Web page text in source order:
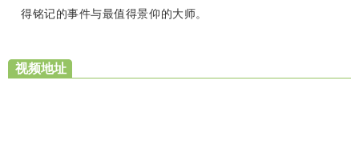
得铭记的事件与最值得景仰的大师。
视频地址